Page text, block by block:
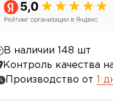
В наличии 148 шт
Контроль качества
Производство от
1